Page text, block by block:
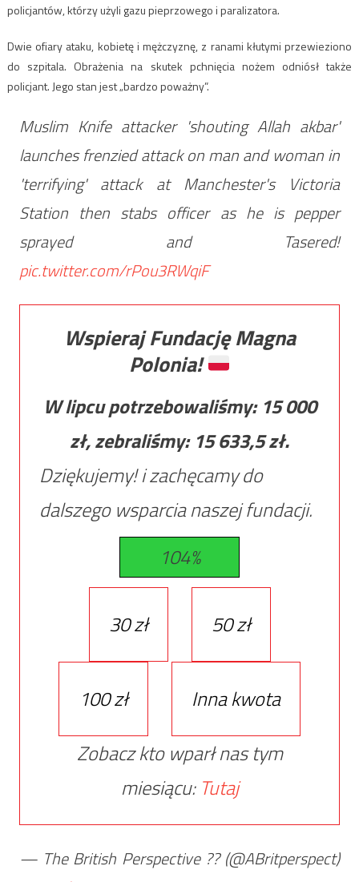
policjantów, którzy użyli gazu pieprzowego i paralizatora.
Dwie ofiary ataku, kobietę i mężczyznę, z ranami kłutymi przewieziono
do szpitala. Obrażenia na skutek pchnięcia nożem odniósł także
policjant. Jego stan jest „bardzo poważny”.
Muslim Knife attacker 'shouting Allah akbar'
launches frenzied attack on man and woman in
'terrifying' attack at Manchester's Victoria
Station then stabs officer as he is pepper
sprayed and Tasered!
pic.twitter.com/rPou3RWqiF
Wspieraj Fundację Magna
Polonia!
W lipcu potrzebowaliśmy: 15 000
zł, zebraliśmy: 15 633,5zł.
Dziękujemy! i zachęcamy do
dalszego wsparcia naszej fundacji.
104%
30 zł 50 zł
100 zł
Inna kwota
Zobacz kto wparł nas tym
miesiącu: Tutaj
— The British Perspective ?? (@ABritperspect)